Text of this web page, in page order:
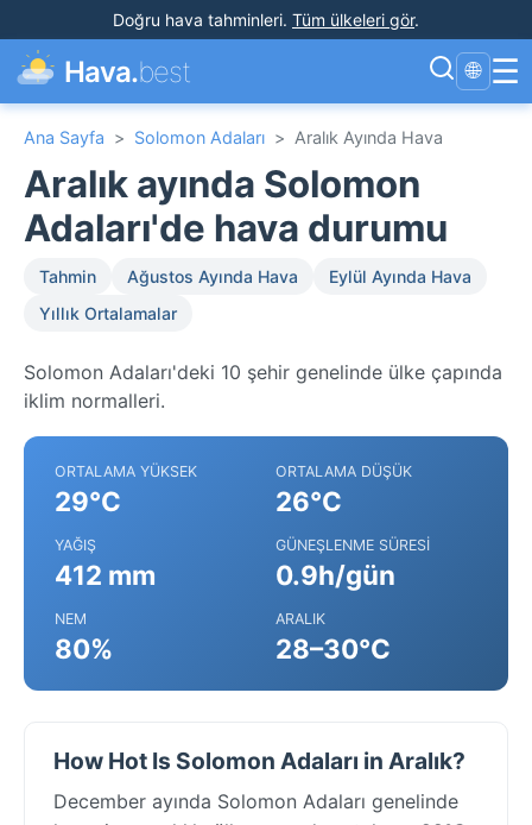
Doğru hava tahminleri. Tüm ülkeleri gör.
Hava.best 🌐 ☰
Ana Sayfa > Solomon Adaları > Aralık Ayında Hava
Aralık ayında Solomon
Adaları'de hava durumu
Tahmin Ağustos Ayında Hava
Eylül Ayında Hava
Yıllık Ortalamalar
Solomon Adaları'deki 10 şehir genelinde ülke çapında
iklim normalleri.
ORTALAMA YÜKSEK
29°C
ORTALAMA DÜŞÜK
26°C
YAĞIŞ
412 mm
GÜNEŞLENME SÜRESI
0.9h/gün
NEM
80%
ARALIK
28–30°C
How Hot Is Solomon Adaları in Aralık?
December ayında Solomon Adaları genelinde